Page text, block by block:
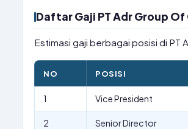
Daftar Gaji PT Adr Group
Estimasi gaji berbagai posisi di PT
NO POSISI
1 Vice President
2 Senior Director